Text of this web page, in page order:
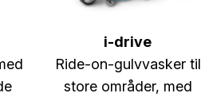
i-drive
Ride-on-gulvvasker til
store områder, med